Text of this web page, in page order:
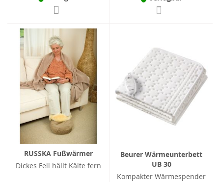
RUSSKA Fußwärmer
Dickes Fell hällt Kälte fern
Beurer Wärmeunterbett
UB 30
Kompakter Wärmespender